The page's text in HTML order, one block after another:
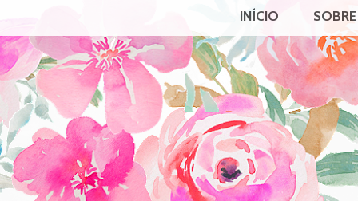
INÍCIO SOBRE